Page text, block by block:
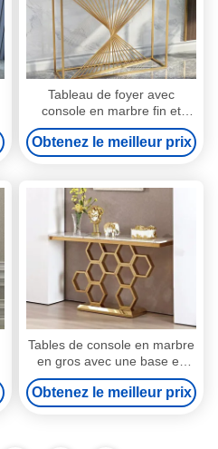
Tableau de foyer avec
console en marbre fin et
brillant Largeur 45 cm
Obtenez le meilleur prix
Tables de console en marbre
en gros avec une base en
acier inoxydable lisse
Obtenez le meilleur prix